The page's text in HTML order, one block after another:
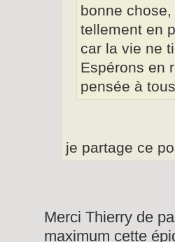
bonne
tellement en
car la vie ne
Espérons en
pensée à
je partage ce
Merci Thierry de
maximum cette